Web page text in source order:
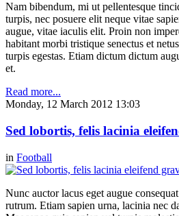
Nam bibendum, mi ut pellentesque
turpis, nec posuere elit neque vitae
augue, vitae iaculis elit. Proin non
habitant morbi tristique senectus et
turpis egestas. Etiam dictum dictum
et.
Read more...
Monday, 12 March 2012 13:03
Sed lobortis, felis lacinia
in Football
Nunc auctor lacus eget augue
rutrum. Etiam sapien urna, lacinia nec